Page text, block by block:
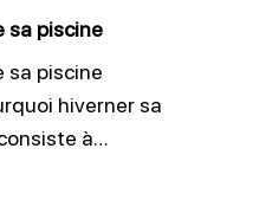
sa piscine
sa piscine
hiverner sa
à…